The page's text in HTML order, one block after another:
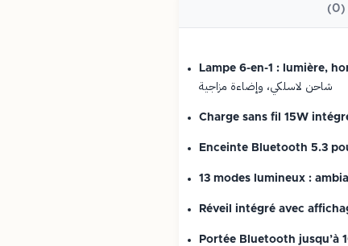
Lampe 6-en-1 : lumière,
شاحن لاسلكي، وإضاءة مزاجية
Charge sans fil 15W
Enceinte Bluetooth 5.3
13 modes lumineux :
Réveil intégré avec
Portée Bluetooth jusqu’à